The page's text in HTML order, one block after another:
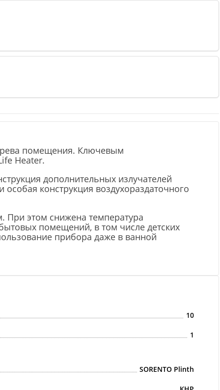
помещения. Ключевым
Heater.
дополнительных излучателей
конструкция воздухораздаточного
При этом снижена температура
помещений, в том числе детских
прибора даже в ванной
10
1
SORENTO Plinth